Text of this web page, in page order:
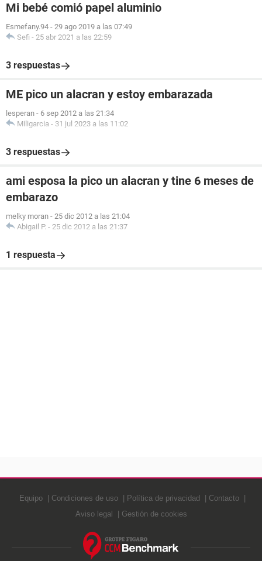
Mi bebé comió papel aluminio
Esmefany.94 - 29 ago 2019 a las 07:49
Sefi - 25 abr 2021 a las 22:59
3 respuestas
ME pico un alacran y estoy embarazada
lesperan - 6 sep 2012 a las 21:34
Miligarcia - 31 jul 2023 a las 11:02
3 respuestas
ami esposa la pico un alacran y tine 6 meses de
embarazo
melky moran - 25 dic 2012 a las 21:04
Abigail P. - 25 dic 2012 a las 21:37
1 respuesta
Equipo Condiciones de uso Política de privacidad
Contacto
Aviso legal
Gestión de cookies